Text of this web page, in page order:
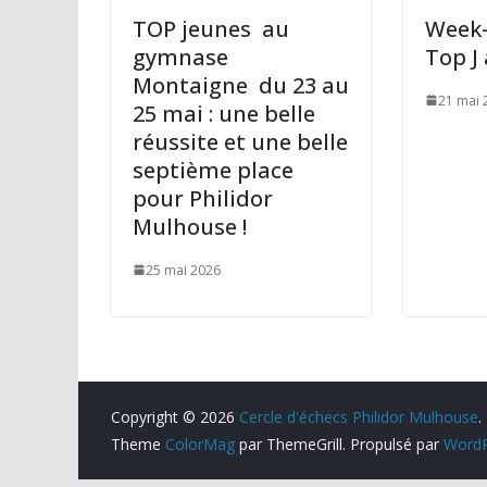
TOP jeunes au
gymnase
Montaigne du 23 au
25 mai : une belle
réussite et une belle
septième place
pour Philidor
Mulhouse !
25 mai 2026
Top
21 mai
Copyright © 2026 Cercle d'échecs Philidor Mulhouse.
Theme ColorMag par ThemeGrill. Propulsé par